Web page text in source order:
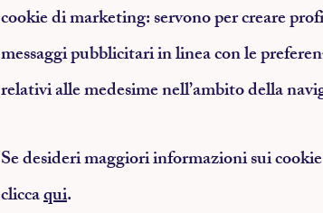
cookie di marketing: servono per creare
messaggi pubblicitari in linea con le
relativi alle medesime nell’ambito della
Se desideri maggiori informazioni sui
cliccaqui.